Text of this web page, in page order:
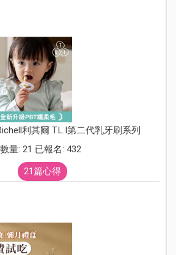
利其爾 T.L.I第二代乳牙刷系列
數量: 21 已報名: 432
21篇心得